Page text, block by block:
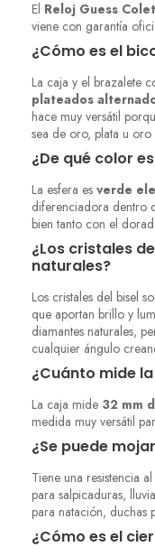
El Reloj Guess
viene con garantía
¿Cómo es el
La caja y el brazalete
plateados
hace muy versátil
sea de oro, plata u oro
¿De qué color
La esfera es verde
diferenciadora dentro
bien tanto con el
¿Los cristales
naturales?
Los cristales del bisel
que aportan brillo y
diamantes naturales,
cualquier ángulo
¿Cuánto mide
La caja mide 32 mm
medida muy versátil
¿Se puede
Tiene una resistencia
para salpicaduras,
para natación, duchas
¿Cómo es el